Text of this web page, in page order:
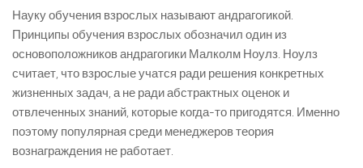
Науку обучения взрослых называют андрагогикой.
Принципы обучения взрослых обозначил один из
основоположников андрагогики Малколм Ноулз. Ноулз
считает, что взрослые учатся ради решения конкретных
жизненных задач, а не ради абстрактных оценок и
отвлеченных знаний, которые когда-то пригодятся. Именно
поэтому популярная среди менеджеров теория
вознаграждения не работает.